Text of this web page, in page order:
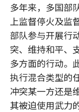
多年来，多国部
上监督停火及监
部队参与开展行
突、维持和平、
多方面的行动。
执行混合类型的
冲突某一方还是
其被迫使用武力